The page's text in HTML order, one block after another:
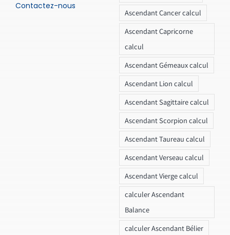
Contactez-nous
Ascendant Cancer calcul
Ascendant Capricorne
calcul
Ascendant Gémeaux calcul
Ascendant Lion calcul
Ascendant Sagittaire calcul
Ascendant Scorpion calcul
Ascendant Taureau calcul
Ascendant Verseau calcul
Ascendant Vierge calcul
calculer Ascendant
Balance
calculer Ascendant Bélier